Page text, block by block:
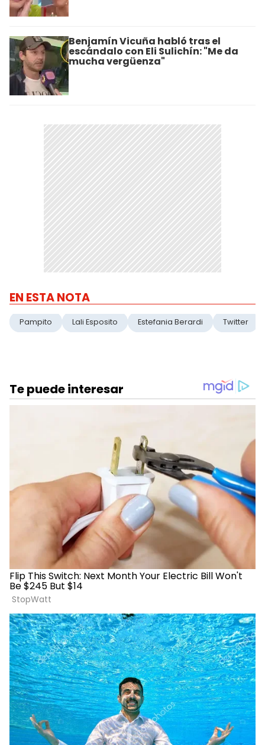
Benjamín Vicuña habló tras el
escándalo con Eli Sulichín: "Me da
mucha vergüenza"
EN ESTA NOTA
Pampito Lali Esposito Estefania Berardi Twitter